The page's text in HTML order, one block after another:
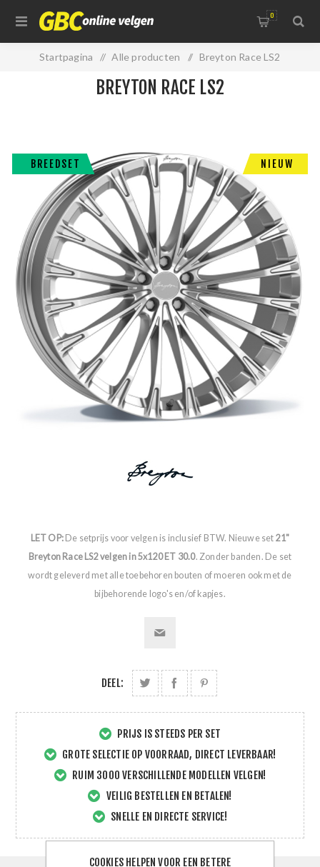
0
Startpagina / Alle producten / Breyton Race LS2
BREEDSET NIEUW
BREYTON RACE LS2
LET OP:De setprijs voor velgen is inclusief BTW. Nieuwe set 21"
Breyton Race LS2 velgen in 5x120 ET 30.0. Zonder banden. De set
wordt geleverd met alle toebehoren bouten of moeren ook met de
bijbehorende logo's en/of kapjes.
DEEL:
PRIJS IS STEEDS PER SET
GROTE SELECTIE OP VOORRAAD, DIRECT LEVERBAAR!
RUIM 3000 VERSCHILLENDE MODELLEN VELGEN!
VEILIG BESTELLEN EN BETALEN!
SNELLE EN DIRECTE SERVICE!
COOKIES HELPEN VOOR EEN BETERE